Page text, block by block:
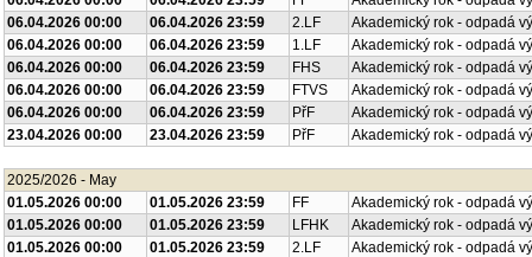
06.04.2026 00:00
06.04.2026 23:59 2.LF
Akademický rok - odpadá
06.04.2026 00:00
06.04.2026 23:59 1.LF
Akademický rok - odpadá
06.04.2026 00:00
06.04.2026 23:59 FHS
Akademický rok - odpadá
06.04.2026 00:00
06.04.2026 23:59 FTVS
Akademický rok - odpadá
06.04.2026 00:00
06.04.2026 23:59 PřF
Akademický rok - odpadá
23.04.2026 00:00
23.04.2026 23:59 PřF Akademický rok - odpadá
2025/2026 - May
01.05.2026 00:00
01.05.2026 23:59 FF
Akademický rok - odpadá
01.05.2026 00:00
01.05.2026 23:59 LFHK
Akademický rok - odpadá
01.05.2026 00:00
01.05.2026 23:59 2.LF
Akademický rok - odpadá